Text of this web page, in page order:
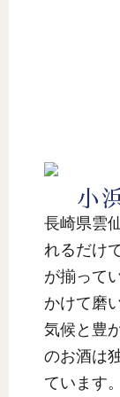
小
長崎県雲
れるだけ
が揃って
かけて磨
気候と豊
のお酒は
ています。